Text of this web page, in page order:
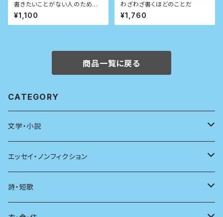
書きたいことがない人のための
日記入門 (星海社新書)
¥1,100
わざわざ書くほどのことだ
¥1,760
商品一覧に戻る
CATEGORY
文学・小説
日本
海外
エッセイ・ノンフィクション
エッセイ
詩・短歌